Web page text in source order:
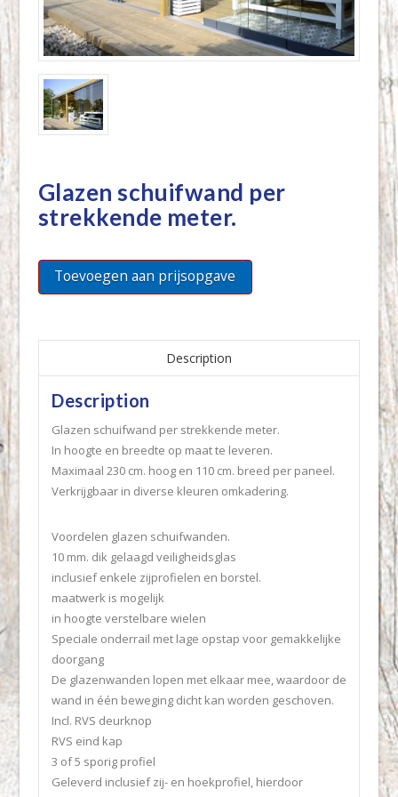
Glazen schuifwand per
strekkende meter.
Toevoegen aan prijsopgave
Description
Description
Glazen schuifwand per strekkende meter.
In hoogte en breedte op maat te leveren.
Maximaal 230 cm. hoog en 110 cm. breed per paneel.
Verkrijgbaar in diverse kleuren omkadering.
Voordelen glazen schuifwanden.
10 mm. dik gelaagd veiligheidsglas
inclusief enkele zijprofielen en borstel.
maatwerk is mogelijk
in hoogte verstelbare wielen
Speciale onderrail met lage opstap voor gemakkelijke
doorgang
De glazenwanden lopen met elkaar mee, waardoor de
wand in één beweging dicht kan worden geschoven.
Incl. RVS deurknop
RVS eind kap
3 of 5 sporig profiel
Geleverd inclusief zij- en hoekprofiel, hierdoor